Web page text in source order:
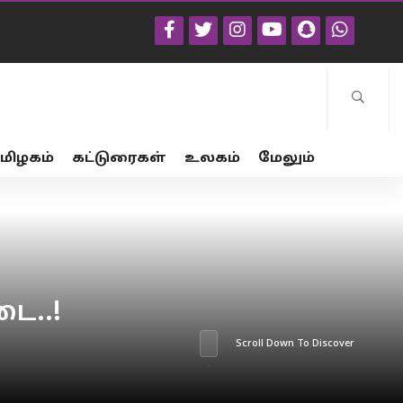
கட்டுரைகள் உலகம் மேலும்
Scroll Down To Discover